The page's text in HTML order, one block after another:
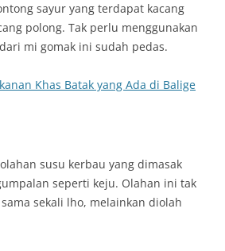
sayur yang terdapat kacang
polong. Tak perlu menggunakan
mi gomak ini sudah pedas.
Khas Batak yang Ada di Balige
susu kerbau yang dimasak
seperti keju. Olahan ini tak
sekali lho, melainkan diolah